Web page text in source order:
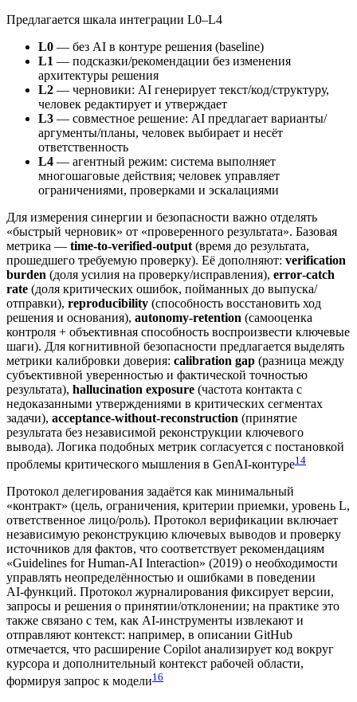
Предлагается шкала интеграции L0–L4
L0 — без AI в контуре решения (baseline)
L1 — подсказки/рекомендации без изменения
архитектуры решения
L2 — черновики: AI генерирует текст/код/структуру,
человек редактирует и утверждает
L3 — совместное решение: AI предлагает варианты/
аргументы/планы, человек выбирает и несёт
ответственность
L4 — агентный режим: система выполняет
многошаговые действия; человек управляет
ограничениями, проверками и эскалациями
Для измерения синергии и безопасности важно отделять
«быстрый черновик» от «проверенного результата». Базовая
метрика — time‑to‑verified‑output (время до результата,
прошедшего требуемую проверку). Её дополняют: verification
burden (доля усилия на проверку/исправления), error‑catch
rate (доля критических ошибок, пойманных до выпуска/
отправки), reproducibility (способность восстановить ход
решения и основания), autonomy‑retention (самооценка
контроля + объективная способность воспроизвести ключевые
шаги). Для когнитивной безопасности предлагается выделять
метрики калибровки доверия: calibration gap (разница между
субъективной уверенностью и фактической точностью
результата), hallucination exposure (частота контакта с
недоказанными утверждениями в критических сегментах
задачи), acceptance‑without‑reconstruction (принятие
результата без независимой реконструкции ключевого
вывода). Логика подобных метрик согласуется с постановкой
проблемы критического мышления в GenAI‑контуре14
Протокол делегирования задаётся как минимальный
«контракт» (цель, ограничения, критерии приемки, уровень L,
ответственное лицо/роль). Протокол верификации включает
независимую реконструкцию ключевых выводов и проверку
источников для фактов, что соответствует рекомендациям
«Guidelines for Human-AI Interaction» (2019) о необходимости
управлять неопределённостью и ошибками в поведении
AI‑функций. Протокол журналирования фиксирует версии,
запросы и решения о принятии/отклонении; на практике это
также связано с тем, как AI‑инструменты извлекают и
отправляют контекст: например, в описании GitHub
отмечается, что расширение Copilot анализирует код вокруг
курсора и дополнительный контекст рабочей области,
формируя запрос к модели16